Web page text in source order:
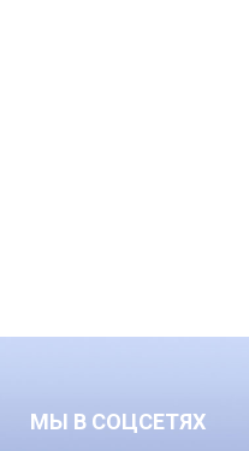
МЫ В СОЦСЕТЯХ